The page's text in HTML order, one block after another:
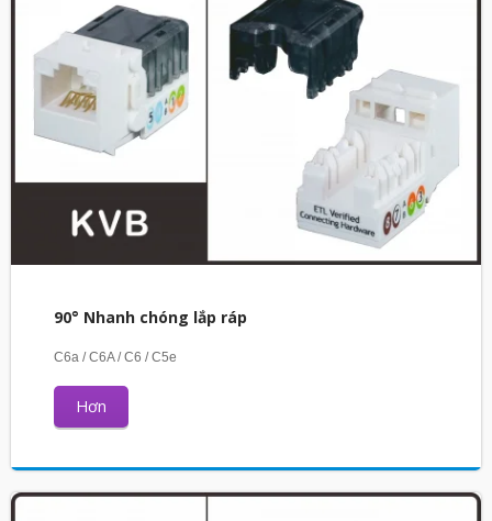
90° Nhanh chóng lắp ráp
C6a / C6A / C6 / C5e
Hơn